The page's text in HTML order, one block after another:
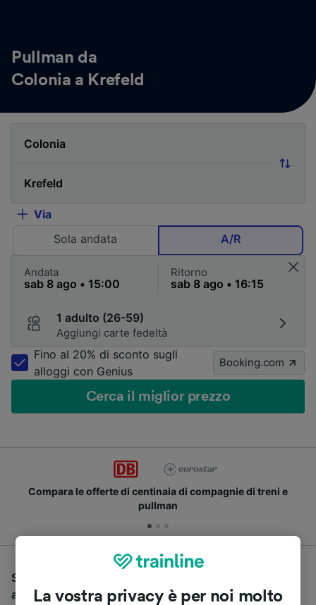
Pullman da
Colonia a Krefeld
Via
Sola andata
A/R
Andata Ritorno
1 adulto (26-59)
Aggiungi carte fedeltà
Fino al 20% di sconto sugli
alloggi con Genius
Booking.com
Cerca il miglior prezzo
Compara le offerte di centinaia di compagnie di treni e
pullman
Se stai cercando un pullman per viaggiare da Colonia
a Krefeld, sei nel posto giusto.
La vostra privacy è per noi molto